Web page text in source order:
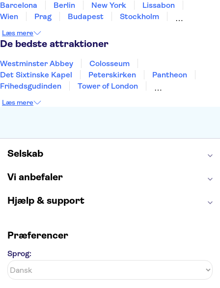
Barcelona
Berlin New York
Lissabon
Wien
Prag Budapest
Stockholm
Aarhus
Helsingborg
Læs mere
De bedste attraktioner
Westminster Abbey
Colosseum
Det Sixtinske Kapel
Peterskirken
Pantheon
Frihedsgudinden
Tower of London
Burj Khalifa
Læs mere
Selskab
Vi anbefaler
Hjælp & support
Præferencer
Sprog: